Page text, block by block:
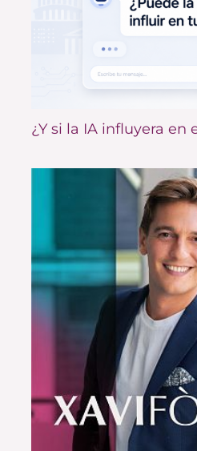
¿Y si la IA influyera en